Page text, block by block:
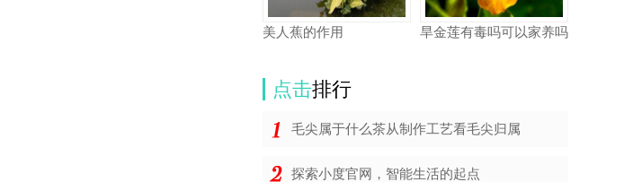
美人蕉的作用 旱金莲有毒吗可以家养吗
点击排行
毛尖属于什么茶从制作工艺看毛尖归属
探索小度官网，智能生活的起点